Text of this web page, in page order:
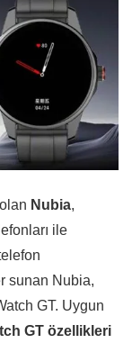
Nubia,
ile
sunan Nubia,
GT. Uygun
GT özellikleri